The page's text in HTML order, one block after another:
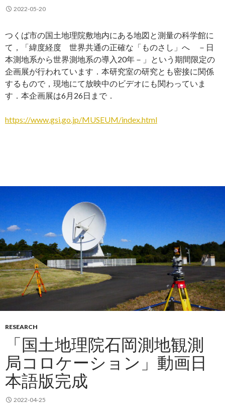
2022-05-20
つくば市の国土地理院敷地内にある地図と測量の科学館に
て，「緯度経度 世界共通の正確な「ものさし」へ －日
本測地系から世界測地系の導入20年－」という期間限定の
企画展が行われています．本研究室の研究とも密接に関係
するもので，現地にて放映中のビデオにも関わっていま
す．本企画展は6月26日まで．
https://www.gsi.go.jp/MUSEUM/index.html
RESEARCH
「国土地理院石岡測地観測
局コロケーション」動画日
本語版完成
2022-04-25